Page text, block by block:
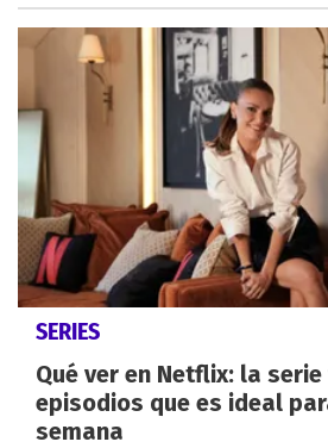
SERIES
Qué ver en Netflix: la
episodios que es ideal
semana